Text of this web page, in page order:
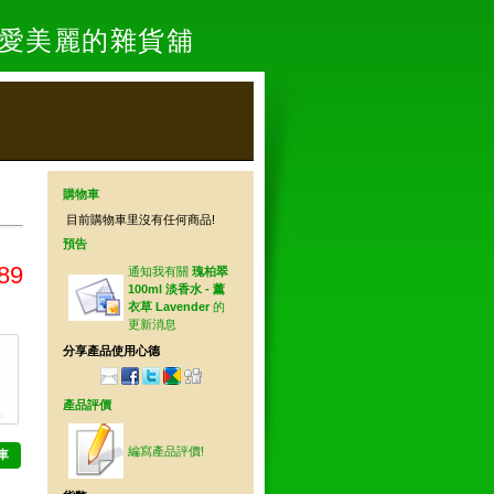
購物車
目前購物車里沒有任何商品!
預告
通知我有關 瑰柏翠
100ml 淡香水 - 薰
衣草 Lavender的
更新消息
分享產品使用心德
產品評價
編寫產品評價!
美麗的雜貨舖